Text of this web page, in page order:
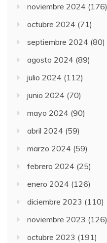
noviembre 2024 (176)
octubre 2024 (71)
septiembre 2024 (80)
agosto 2024 (89)
julio 2024 (112)
junio 2024 (70)
mayo 2024 (90)
abril 2024 (59)
marzo 2024 (59)
febrero 2024 (25)
enero 2024 (126)
diciembre 2023 (110)
noviembre 2023 (126)
octubre 2023 (191)